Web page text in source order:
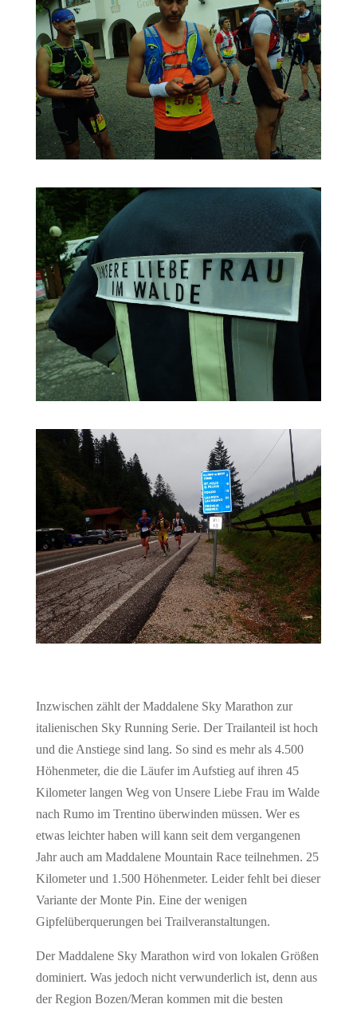
Inzwischen zählt der Maddalene Sky Marathon zur
italienischen Sky Running Serie. Der Trailanteil ist hoch
und die Anstiege sind lang. So sind es mehr als 4.500
Höhenmeter, die die Läufer im Aufstieg auf ihren 45
Kilometer langen Weg von Unsere Liebe Frau im Walde
nach Rumo im Trentino überwinden müssen. Wer es
etwas leichter haben will kann seit dem vergangenen
Jahr auch am Maddalene Mountain Race teilnehmen. 25
Kilometer und 1.500 Höhenmeter. Leider fehlt bei dieser
Variante der Monte Pin. Eine der wenigen
Gipfelüberquerungen bei Trailveranstaltungen.
Der Maddalene Sky Marathon wird von lokalen Größen
dominiert. Was jedoch nicht verwunderlich ist, denn aus
der Region Bozen/Meran kommen mit die besten